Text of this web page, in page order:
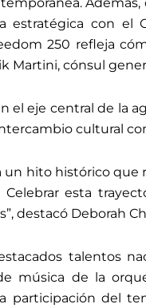
estratégica con
250 refleja
Martini, cónsul
el eje central de la
cultural
un hito histórico que
esta
destacó Deborah
talentos
música de la
participación del